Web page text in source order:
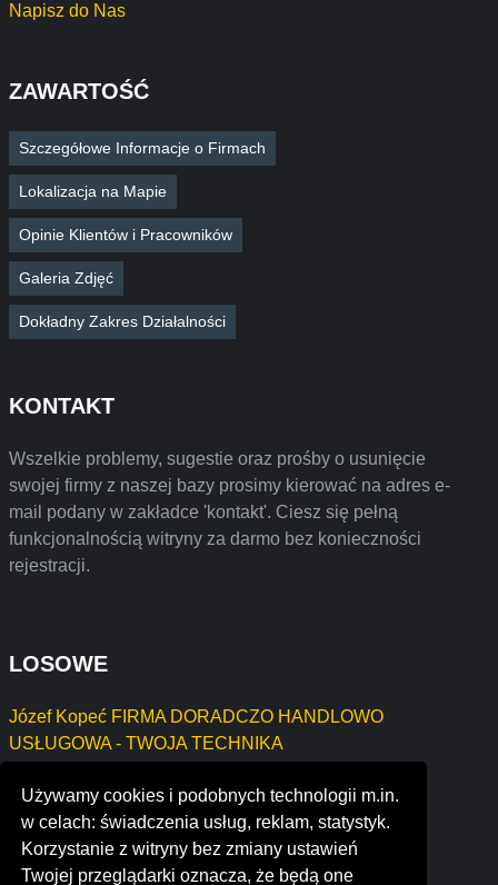
Używamy cookies i podobnych technologii m.in.
w celach: świadczenia usług, reklam, statystyk.
Korzystanie z witryny bez zmiany ustawień
Twojej przeglądarki oznacza, że będą one
Napisz do Nas
ZAWARTOŚĆ
Szczegółowe Informacje o Firmach
Lokalizacja na Mapie
Opinie Klientów i Pracowników
Galeria Zdjęć
Dokładny Zakres Działalności
KONTAKT
Wszelkie problemy, sugestie oraz prośby o usunięcie
swojej firmy z naszej bazy prosimy kierować na adres e-
mail podany w zakładce 'kontakt'. Ciesz się pełną
funkcjonalnością witryny za darmo bez konieczności
rejestracji.
LOSOWE
Józef Kopeć FIRMA DORADCZO HANDLOWO
USŁUGOWA - TWOJA TECHNIKA
smartearth inc.
the printing train
rock 'n' roll fantasy camp
syfy fan club